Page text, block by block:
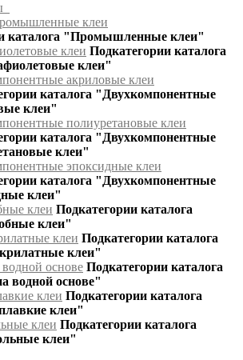
клеи
каталога "Промышленные клеи"
клеи Подкатегории каталога
клеи"
акриловые клеи
каталога "Двухкомпонентные
клеи"
полиуретановые клеи
каталога "Двухкомпонентные
клеи"
эпоксидные клеи
каталога "Двухкомпонентные
клеи"
клеи Подкатегории каталога
клеи"
клеи Подкатегории каталога
клеи"
основе Подкатегории каталога
водной основе"
клеи Подкатегории каталога
клеи"
клеи Подкатегории каталога
клеи"